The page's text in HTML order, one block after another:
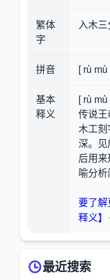
繁体
字
入木三
拼音 [ rù
基本
释义
[ rù
传说王
木工
深。见
后用
喻分析
要了解
释义】
最近搜索